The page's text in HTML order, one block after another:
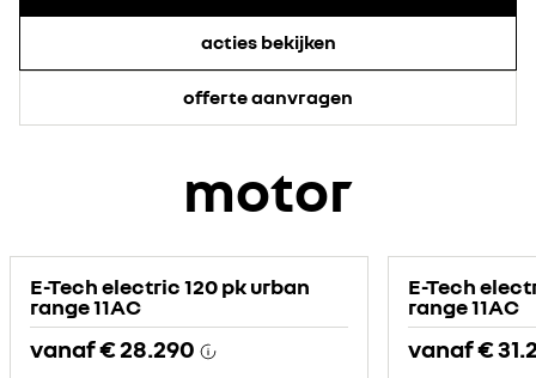
acties bekijken
offerte aanvragen
motor
E-Tech electric 120 pk urban
range 11AC
vanaf€ 28.290
E-Tech
range 11AC
vanaf€